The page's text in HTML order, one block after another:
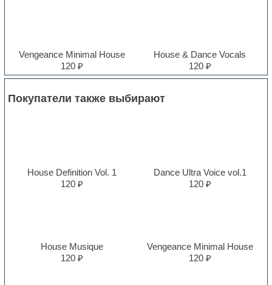
Vengeance Minimal House
120 ₽
House & Dance Vocals
120 ₽
Покупатели также выбирают
House Definition Vol. 1
120 ₽
Dance Ultra Voice vol.1
120 ₽
House Musique
120 ₽
Vengeance Minimal House
120 ₽